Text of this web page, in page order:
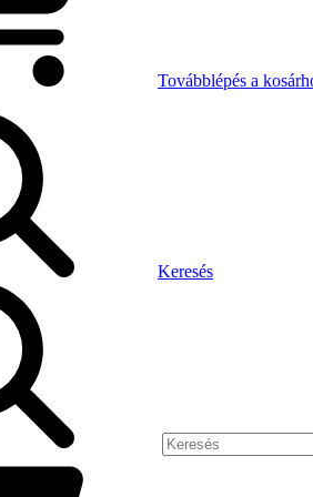
Továbblépés a
Keresés